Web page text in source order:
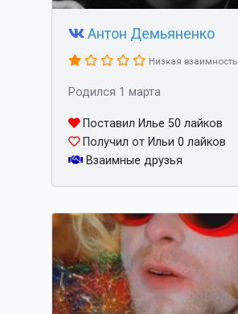
Антон Демьяненко
Низкая взаимность
Родился 1 марта
Поставил Илье 50 лайков
Получил от Ильи 0 лайков
Взаимные друзья